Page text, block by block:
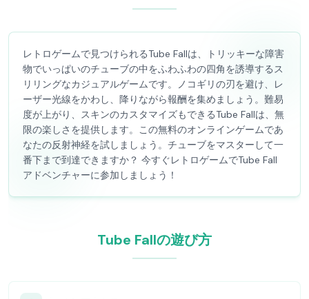
レトロゲームで見つけられるTube Fallは、トリッキーな障害
物でいっぱいのチューブの中をふわふわの四角を誘導するス
リリングなカジュアルゲームです。ノコギリの刃を避け、レ
ーザー光線をかわし、降りながら報酬を集めましょう。難易
度が上がり、スキンのカスタマイズもできるTube Fallは、無
限の楽しさを提供します。この無料のオンラインゲームであ
なたの反射神経を試しましょう。チューブをマスターして一
番下まで到達できますか？ 今すぐレトロゲームでTube Fall
アドベンチャーに参加しましょう！
Tube Fallの遊び方